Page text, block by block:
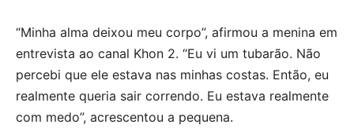
“Minha alma deixou meu corpo”, afirmou a menina em
entrevista ao canal Khon 2. “Eu vi um tubarão. Não
percebi que ele estava nas minhas costas. Então, eu
realmente queria sair correndo. Eu estava realmente
com medo”, acrescentou a pequena.